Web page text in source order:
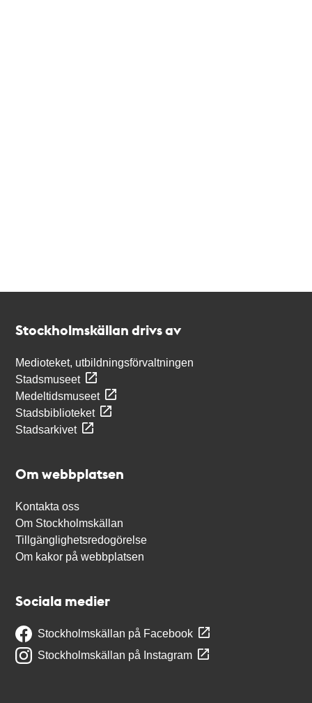
Stockholmskällan drivs av
Medioteket, utbildningsförvaltningen
Stadsmuseet
Medeltidsmuseet
Stadsbiblioteket
Stadsarkivet
Om webbplatsen
Kontakta oss
Om Stockholmskällan
Tillgänglighetsredogörelse
Om kakor på webbplatsen
Sociala medier
Stockholmskällan på Facebook
Stockholmskällan på Instagram